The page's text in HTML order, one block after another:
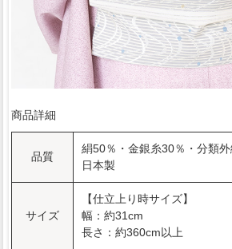
商品詳細
品質
絹50％・金銀糸30％・分類
日本製
サイズ
【仕立上り時サイズ】
幅：約31cm
長さ：約360cm以上